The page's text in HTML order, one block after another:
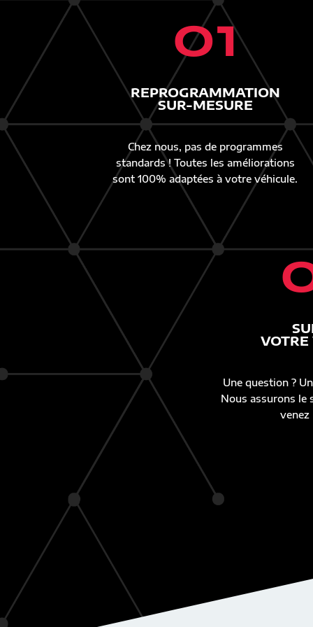
01
REPROGRAMMATION
SUR-MESURE
Chez nous, pas de programmes
standards ! Toutes les améliorations
sont 100% adaptées à votre véhicule.
Une question ?
Nous assurons le
venez